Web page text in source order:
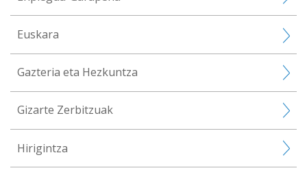
Euskara
Gazteria eta Hezkuntza
Gizarte Zerbitzuak
Hirigintza